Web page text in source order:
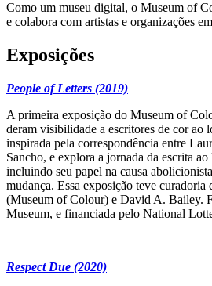
Como um museu digital, o Museum of
e colabora com artistas e organizações
Exposições
People of Letters (2019)
A primeira exposição do Museum of
deram visibilidade a escritores de cor ao
inspirada pela correspondência entre
Sancho, e explora a jornada da escrita
incluindo seu papel na causa
mudança. Essa exposição teve curadoria
(Museum of Colour) e David A. Bailey.
Museum, e financiada pelo National
Respect Due (2020)